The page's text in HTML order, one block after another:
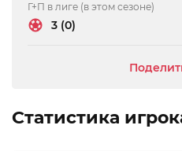
Г+П в лиге (в этом сезоне)
3 (0)
Статистика